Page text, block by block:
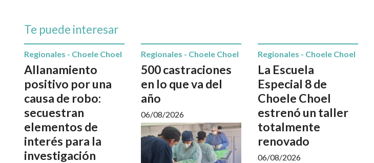
Te puede interesar
Allanamiento
positivo por una
causa de robo:
secuestran
elementos de
interés para la
investigación
Regionales - Choele Choel
500 castraciones
en lo que va del
año
Regionales - Choele Choel
06/08/2026
La Escuela
Especial 8 de
Choele Choel
estrenó un taller
totalmente
renovado
Regionales - Choele Choel
06/08/2026